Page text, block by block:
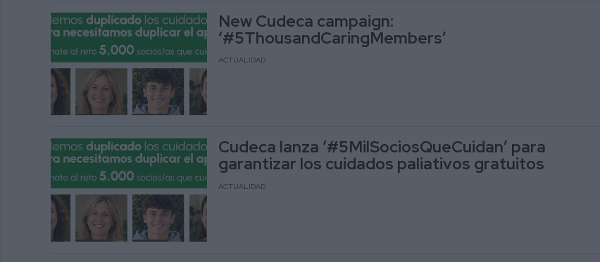
New Cudeca campaign:
‘#5ThousandCaringMembers’
ACTUALIDAD
Cudeca lanza ‘#5MilSociosQueCuidan’ para
garantizar los cuidados paliativos gratuitos
ACTUALIDAD